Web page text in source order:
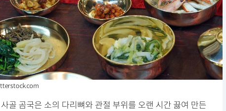
골 곰국은 소의 다리뼈와 관절 부위를 오랜 시간 끓여 만든